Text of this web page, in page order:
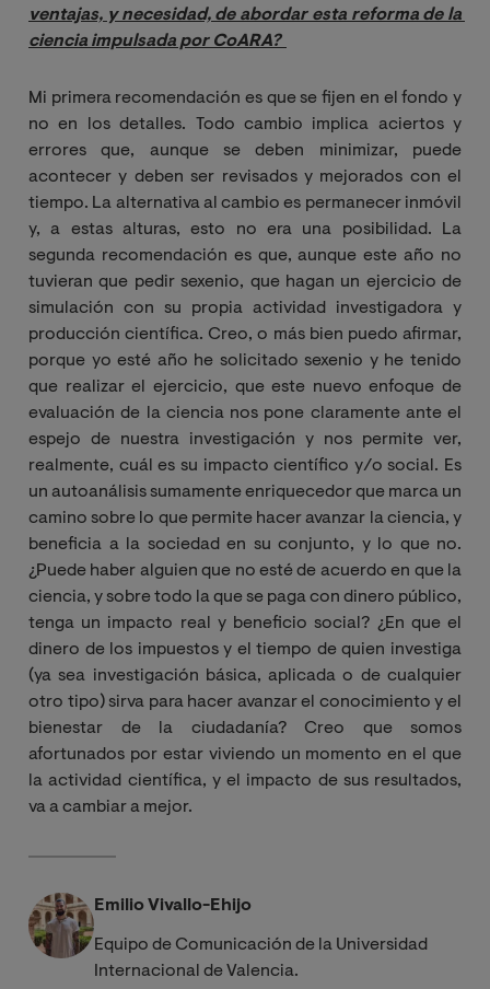
ventajas, y necesidad, de abordar esta reforma de la
ciencia impulsada por CoARA?
Mi primera recomendación es que se fijen en el fondo y
no en los detalles. Todo cambio implica aciertos y
errores que, aunque se deben minimizar, puede
acontecer y deben ser revisados y mejorados con el
tiempo. La alternativa al cambio es permanecer inmóvil
y, a estas alturas, esto no era una posibilidad. La
segunda recomendación es que, aunque este año no
tuvieran que pedir sexenio, que hagan un ejercicio de
simulación con su propia actividad investigadora y
producción científica. Creo, o más bien puedo afirmar,
porque yo esté año he solicitado sexenio y he tenido
que realizar el ejercicio, que este nuevo enfoque de
evaluación de la ciencia nos pone claramente ante el
espejo de nuestra investigación y nos permite ver,
realmente, cuál es su impacto científico y/o social. Es
un autoanálisis sumamente enriquecedor que marca un
camino sobre lo que permite hacer avanzar la ciencia, y
beneficia a la sociedad en su conjunto, y lo que no.
¿Puede haber alguien que no esté de acuerdo en que la
ciencia, y sobre todo la que se paga con dinero público,
tenga un impacto real y beneficio social? ¿En que el
dinero de los impuestos y el tiempo de quien investiga
(ya sea investigación básica, aplicada o de cualquier
otro tipo) sirva para hacer avanzar el conocimiento y el
bienestar de la ciudadanía? Creo que somos
afortunados por estar viviendo un momento en el que
la actividad científica, y el impacto de sus resultados,
va a cambiar a mejor.
Emilio Vivallo-Ehijo
Equipo de Comunicación de la Universidad
Internacional de Valencia.